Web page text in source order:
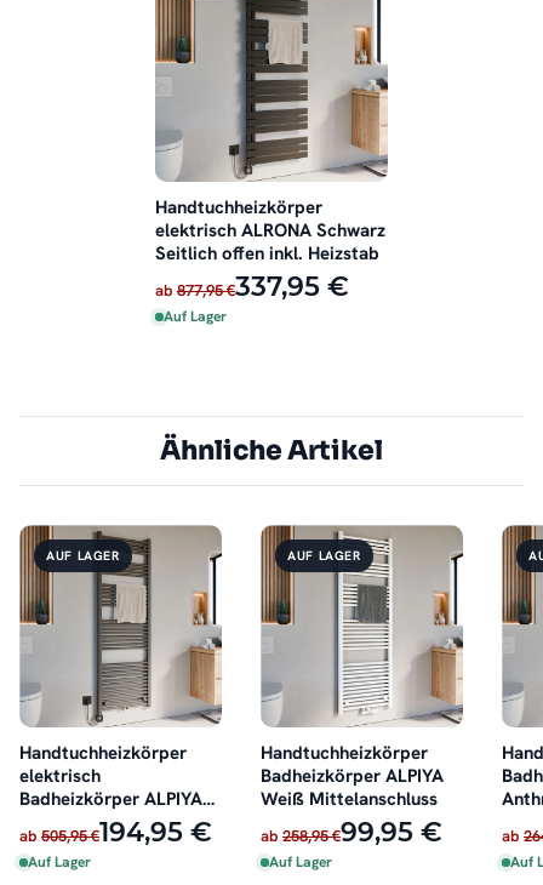
Handtuchheizkörper
elektrisch ALRONA Schwarz
Seitlich offen inkl. Heizstab
ab 877,95 €337,95 €
Auf Lager
Ähnliche Artikel
AUF LAGER
Handtuchheizkörper
elektrisch
Badheizkörper ALPIYA
Anthrazit inkl. Heizstab
ab 505,95 €194,95 €
Auf Lager
AUF LAGER
Handtuchheizkörper
Badheizkörper ALPIYA
Weiß Mittelanschluss
ab 258,95 €99,95 €
Auf Lager
ab
Auf